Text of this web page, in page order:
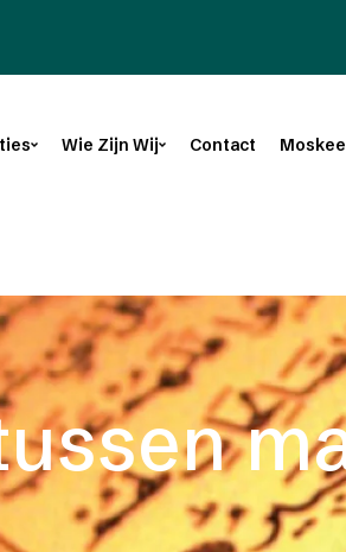
Wie Zijn Wij Contact Moskee